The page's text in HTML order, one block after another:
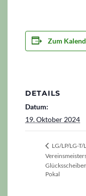
Zum
DETAILS
Datum:
19. Oktober 2024
LG/LP/LG-
Pokal